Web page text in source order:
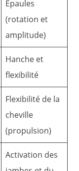
Épaules
(rotation et
amplitude)
Hanche et
flexibilité
Flexibilité de la
cheville
(propulsion)
Activation des